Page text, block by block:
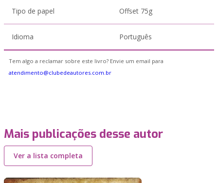
Tipo de papel Offset 75g
Idioma Português
Tem algo a reclamar sobre este livro? Envie um email para
atendimento@clubedeautores.com.br
Mais publicações desse autor
Ver a lista completa